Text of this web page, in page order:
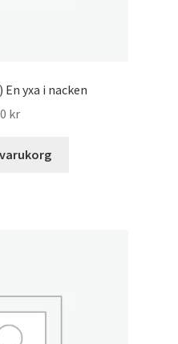
yxa i nacken
kr